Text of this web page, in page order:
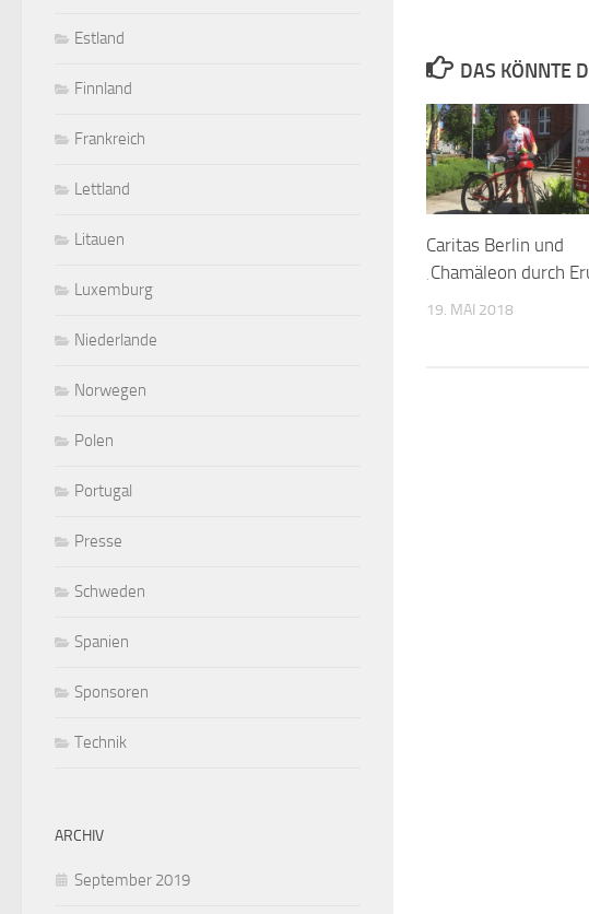
DAS KÖNNTE
Caritas Berlin und
‚Chamäleon durch
19. MAI 2018
Estland
Finnland
Frankreich
Lettland
Litauen
Luxemburg
Niederlande
Norwegen
Polen
Portugal
Presse
Schweden
Spanien
Sponsoren
Technik
ARCHIV
September 2019